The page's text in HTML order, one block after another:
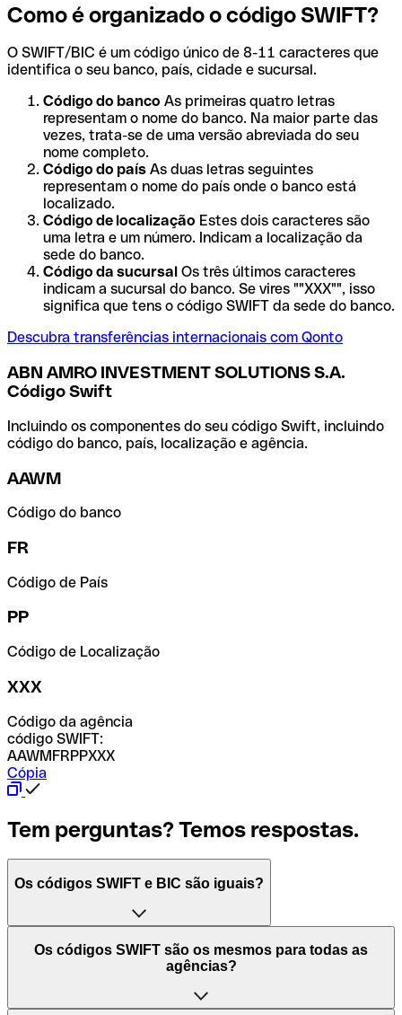
Como é organizado o código SWIFT?
O SWIFT/BIC é um código único de 8-11 caracteres que
identifica o seu banco, país, cidade e sucursal.
Código do banco As primeiras quatro letras
representam o nome do banco. Na maior parte das
vezes, trata-se de uma versão abreviada do seu
nome completo.
Código do país As duas letras seguintes
representam o nome do país onde o banco está
localizado.
Código de localização Estes dois caracteres são
uma letra e um número. Indicam a localização da
sede do banco.
Código da sucursal Os três últimos caracteres
indicam a sucursal do banco. Se vires ""XXX"", isso
significa que tens o código SWIFT da sede do banco.
Descubra transferências internacionais com Qonto
ABN AMRO INVESTMENT SOLUTIONS S.A.
Código Swift
Incluindo os componentes do seu código Swift, incluindo
código do banco, país, localização e agência.
AAWM
Código do banco
FR
Código de País
PP
Código de Localização
XXX
Código da agência
código SWIFT:
AAWMFRPPXXX
Cópia
Tem perguntas? Temos respostas.
Os códigos SWIFT e BIC são iguais?
O acrónimo SWIFT significa "Society for Worldwide
Interbank Financial Telecommunication (Sociedade para
Mundiais)". Trata-se de uma rede mundial onde se
Os códigos SWIFT são os mesmos para todas as
agências?